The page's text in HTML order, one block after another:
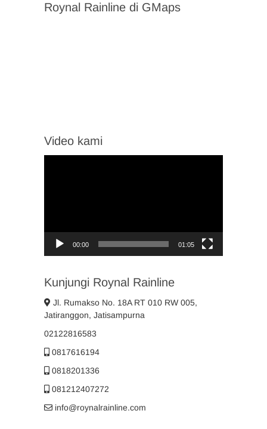
Roynal Rainline di GMaps
Video kami
00:00 01:05
Kunjungi Roynal Rainline
Jl. Rumakso No. 18A RT 010 RW 005,
Jatiranggon, Jatisampurna
02122816583
0817616194
0818201336
081212407272
info@roynalrainline.com